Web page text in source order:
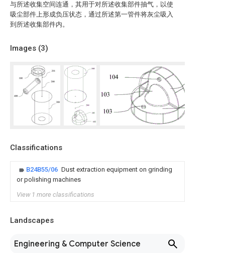
与所述收集空间连通，其用于对所述收集部件抽气，以使
吸尘部件上形成负压状态，通过所述第一管件将灰尘吸入
到所述收集部件内。
Images (3)
Classifications
B24B55/06 Dust extraction equipment on grinding
or polishing machines
View 1 more classifications
Landscapes
Engineering & Computer Science